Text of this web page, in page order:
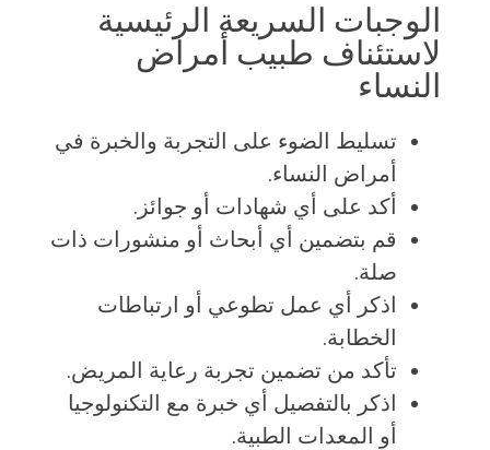
الوجبات السريعة الرئيسية
لاستئناف طبيب أمراض
النساء
تسليط الضوء على التجربة والخبرة في
أمراض النساء.
أكد على أي شهادات أو جوائز.
قم بتضمين أي أبحاث أو منشورات ذات
صلة.
اذكر أي عمل تطوعي أو ارتباطات
الخطابة.
تأكد من تضمين تجربة رعاية المريض.
اذكر بالتفصيل أي خبرة مع التكنولوجيا
أو المعدات الطبية.